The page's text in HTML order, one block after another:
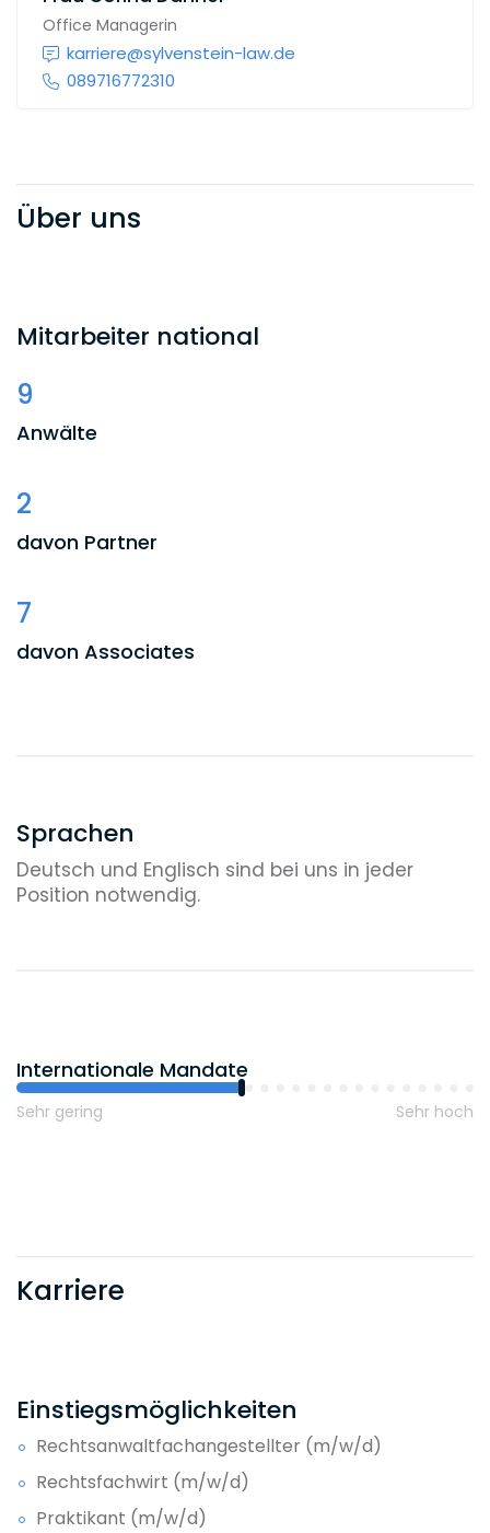
Office Managerin
karriere@sylvenstein-law.de
089716772310
Über uns
Mitarbeiter national
9
Anwälte
2
davon Partner
7
davon Associates
1
Legal Tech Engineer
geprüfter Rechtsfachwirt
Sprachen
Deutsch und Englisch sind bei uns in jeder
Position notwendig.
Internationale Mandate
Sehr gering Sehr hoch
Karriere
Einstiegsmöglichkeiten
Rechtsanwaltfachangestellter (m/w/d)
Rechtsfachwirt (m/w/d)
Praktikant (m/w/d)